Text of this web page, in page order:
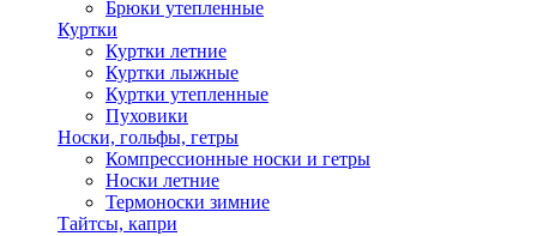
Брюки утепленные
Куртки
Куртки летние
Куртки лыжные
Куртки утепленные
Пуховики
Носки, гольфы, гетры
Компрессионные носки и гетры
Носки летние
Термоноски зимние
Тайтсы, капри